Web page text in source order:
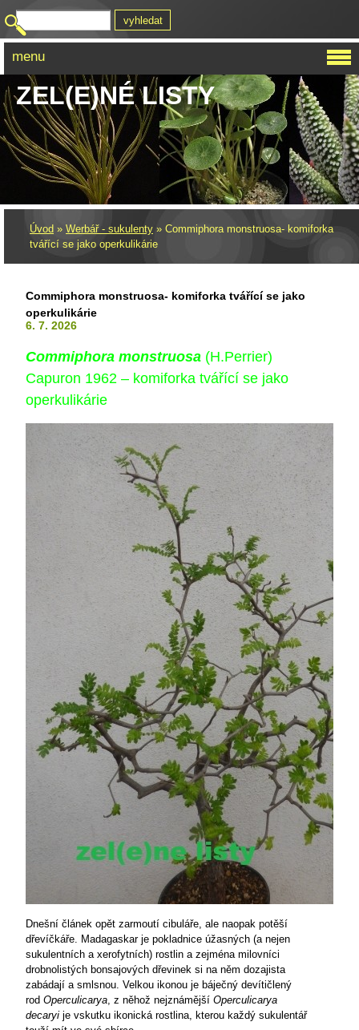
ZEL(E)NÉ LISTY
Úvod » Werbář - sukulenty » Commiphora monstruosa- komiforka
tvářící se jako operkulikárie
Commiphora monstruosa- komiforka tvářící se jako
operkulikárie
6. 7. 2026
Commiphora monstruosa (H.Perrier)
Capuron 1962 – komiforka tvářící se jako
operkulikárie
Dnešní článek opět zarmoutí cibuláře, ale naopak potěší
dřevíčkáře. Madagaskar je pokladnice úžasných (a nejen
sukulentních a xerofytních) rostlin a zejména milovníci
drobnolistých bonsajových dřevinek si na něm dozajista
zabádají a smlsnou. Velkou ikonou je báječný devítičlený
rod Operculicarya, z něhož nejznámější Operculicarya
decaryi je vskutku ikonická rostlina, kterou každý sukulentář
menu